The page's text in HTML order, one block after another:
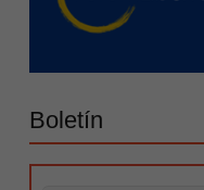
Boletín